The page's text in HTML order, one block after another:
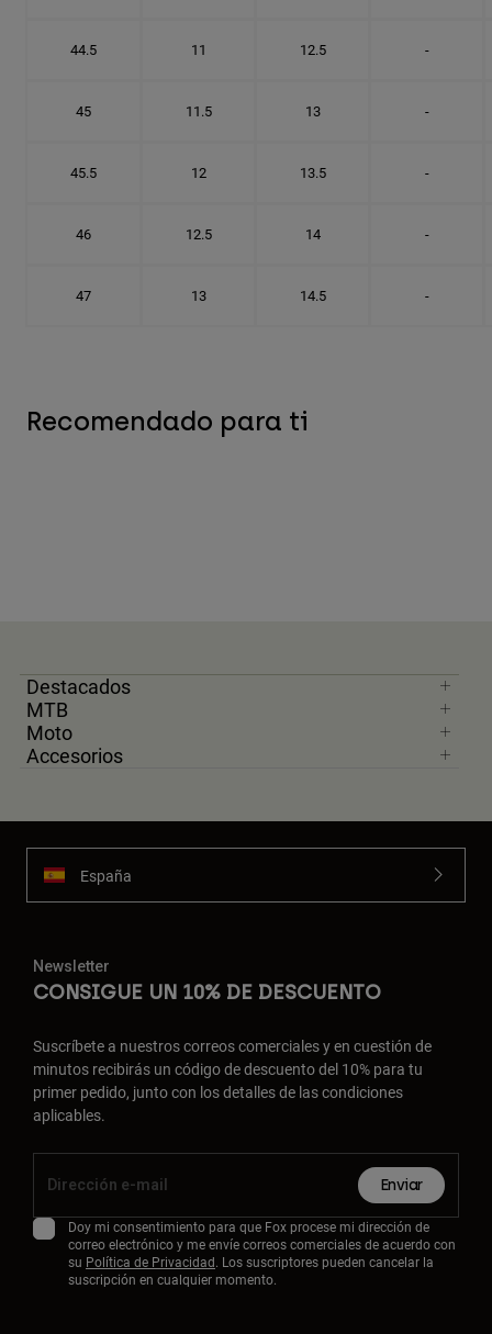
44.5 11 12.5 -
45 11.5 13 -
45.5 12 13.5 -
46 12.5 14 -
47 13 14.5 -
Recomendado para ti
Destacados
MTB
Moto
Accesorios
España
Newsletter
CONSIGUE UN 10% DE DESCUENTO
Suscríbete a nuestros correos comerciales y en cuestión de
minutos recibirás un código de descuento del 10% para tu
primer pedido, junto con los detalles de las condiciones
aplicables.
Enviar
Doy mi consentimiento para que Fox procese mi dirección de
correo electrónico y me envíe correos comerciales de acuerdo con
su Política de Privacidad. Los suscriptores pueden cancelar la
suscripción en cualquier momento.